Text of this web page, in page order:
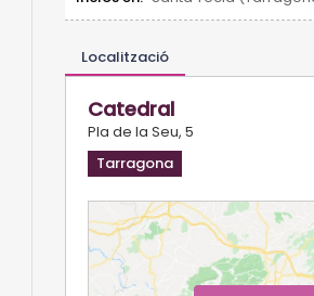
Localització
Catedral
Pla de la Seu, 5
Tarragona